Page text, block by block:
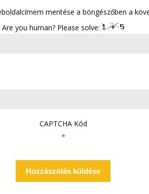
mentése a böngészőben a
Are you human? Please solve:
CAPTCHA Kód
*